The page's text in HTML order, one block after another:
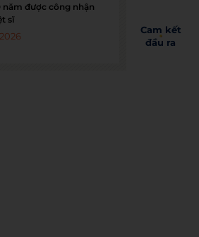
năm được công nhận
sĩ
Cam kết
đầu ra